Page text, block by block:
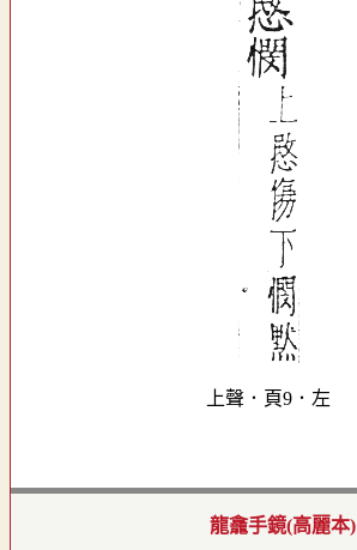
上聲．頁9．左
龍龕手鏡(高麗本)